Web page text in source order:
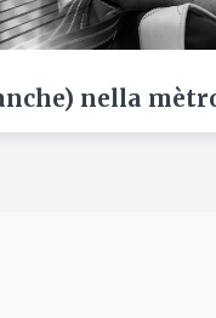
nella